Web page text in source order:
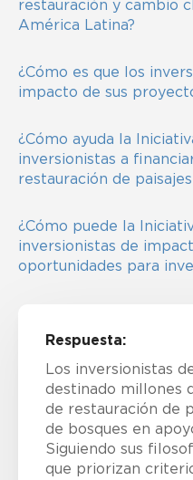
restauración y cambio
América Latina?
¿Cómo es que los
impacto de sus
¿Cómo ayuda la
inversionistas a
restauración de
¿Cómo puede la
inversionistas de
oportunidades para
Respuesta:
Los inversionistas
destinado millones
de restauración de
de bosques en
Siguiendo sus
que priorizan